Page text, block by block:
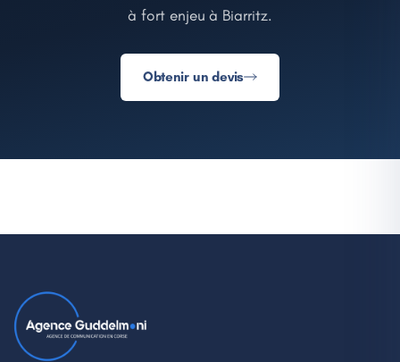
à fort enjeu à Biarritz.
Obtenir un devis